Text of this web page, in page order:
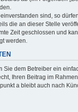
sind, so
die an dieser Stelle
Zeit geschlossen und
werden.
Sie dem Betreiber ein
Ihren Beitrag im
a bleibt auch nach